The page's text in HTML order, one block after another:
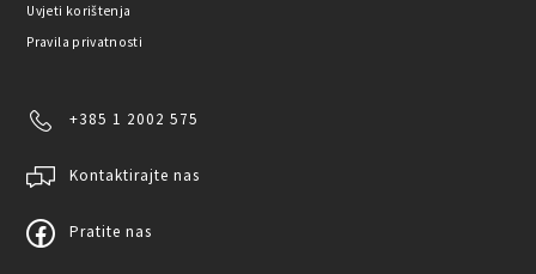
Uvjeti korištenja
Pravila privatnosti
+385 1 2002 575
Kontaktirajte nas
Pratite nas